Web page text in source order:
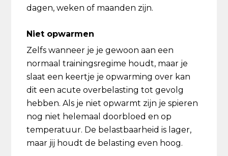
dagen, weken of maanden zijn.
Niet opwarmen
Zelfs wanneer je je gewoon aan een
normaal trainingsregime houdt, maar je
slaat een keertje je opwarming over kan
dit een acute overbelasting tot gevolg
hebben. Als je niet opwarmt zijn je spieren
nog niet helemaal doorbloed en op
temperatuur. De belastbaarheid is lager,
maar jij houdt de belasting even hoog.